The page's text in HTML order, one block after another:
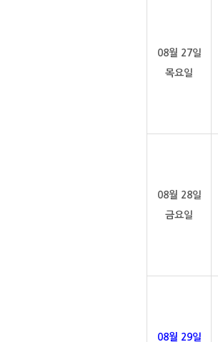
08월 27일
목요일
08월 28일
금요일
08월 29일